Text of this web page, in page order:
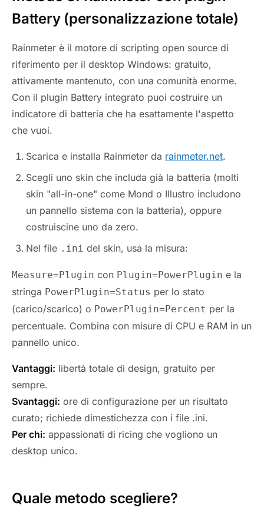
Battery (personalizzazione totale)
Rainmeter è il motore di scripting open source di
riferimento per il desktop Windows: gratuito,
attivamente mantenuto, con una comunità enorme.
Con il plugin Battery integrato puoi costruire un
indicatore di batteria che ha esattamente l'aspetto
che vuoi.
Scarica e installa Rainmeter da rainmeter.net.
Scegli uno skin che includa già la batteria (molti
skin "all-in-one" come Mond o Illustro includono
un pannello sistema con la batteria), oppure
costruiscine uno da zero.
Nel file .ini del skin, usa la misura:
Measure=Plugin con Plugin=PowerPlugin e la
stringa PowerPlugin=Status per lo stato
(carico/scarico) o PowerPlugin=Percent per la
percentuale. Combina con misure di CPU e RAM in un
pannello unico.
Vantaggi: libertà totale di design, gratuito per
sempre.
Svantaggi: ore di configurazione per un risultato
curato; richiede dimestichezza con i file .ini.
Per chi: appassionati di ricing che vogliono un
desktop unico.
Quale metodo scegliere?